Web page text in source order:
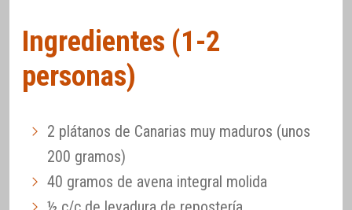
Ingredientes (1-2
personas)
2 plátanos de Canarias muy maduros (unos
200 gramos)
40 gramos de avena integral molida